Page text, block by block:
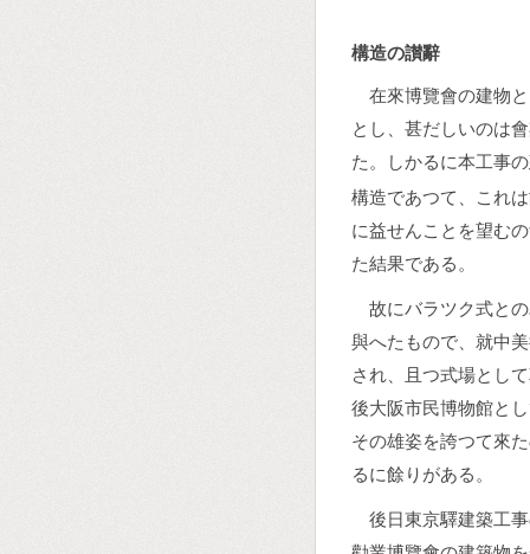
構造の讃辭
在來博覽會の建物
とし、甚だしいのは
た。しかるに本工事
構造であつて、これ
に益せんことを望む
た結果である。
故にバラツク式と
與へたもので、就中
され、且つ式場とし
後大阪市民博物館と
その雄姿を誇つて來
るに餘りがある。
後日東京驛建築工